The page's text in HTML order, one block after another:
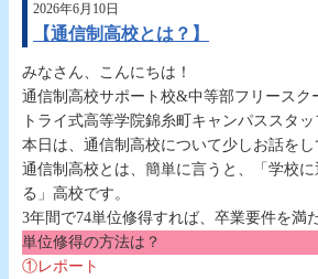
2026年6月10日
【通信制高校とは？】
みなさん、こんにちは！
通信制高校サポート校&中等部フリースク
トライ式高等学院錦糸町キャンパススタッ
本日は、通信制高校について少しお話をし
通信制高校とは、簡単に言うと、「学校
る」高校です。
3年間で74単位修得すれば、卒業要件を満
単位修得の方法は？
①レポート